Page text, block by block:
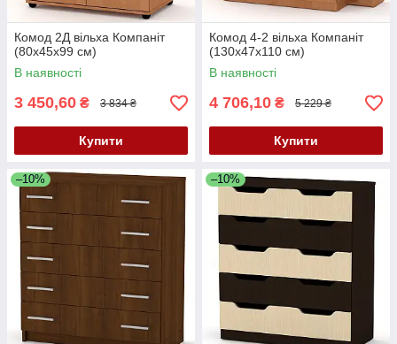
Комод 2Д вільха Компаніт
(80х45х99 см)
В наявності
3 450,60 ₴ 3 834 ₴
Купити
Комод 4-2 вільха Компаніт
(130х47х110 см)
В наявності
4 706,10 ₴ 5 229 ₴
Купити
–10% –10%